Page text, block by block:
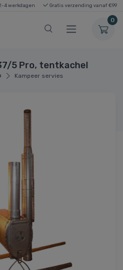
4 werkdagen Gratis verzending vanaf €99
0
5 Pro, tentkachel
Kampeer servies